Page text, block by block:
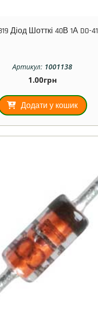
Діод Шотткі 40В 1А DO-41
Артикул: 1001138
1.00грн
Додати у кошик